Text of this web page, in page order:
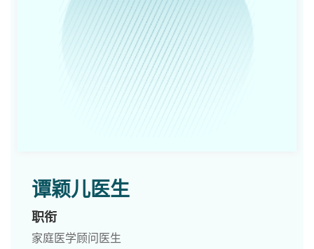
谭颖儿医生
职衔
家庭医学顾问医生